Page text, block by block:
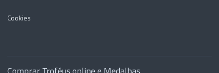
Cookies